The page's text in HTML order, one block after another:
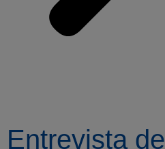
Entrevista de